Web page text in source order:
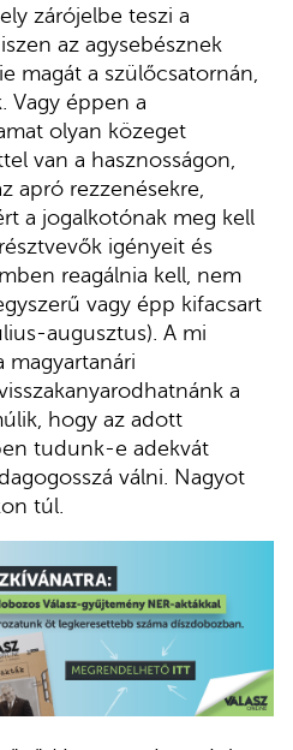
zárójelbe teszi a
az agysebésznek
magát a szülőcsatornán,
Vagy éppen a
olyan közeget
van a hasznosságon,
apró rezzenésekre,
a jogalkotónak meg kell
igényeit és
reagálnia kell, nem
vagy épp kifacsart
augusztus). A mi
magyartanári
a
hogy az adott
tudunk-e adekvát
válni. Nagyot
túl.